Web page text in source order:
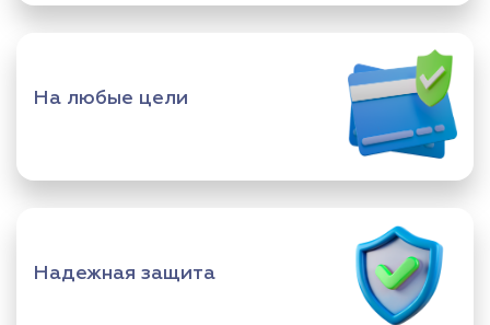
На любые цели
Надежная защита